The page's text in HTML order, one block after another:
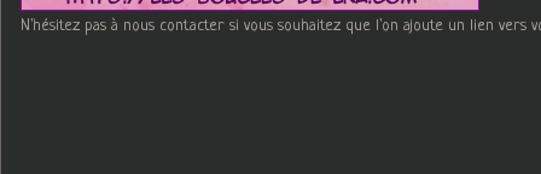
N'hésitez pas à nous contacter si vous souhaitez que l'on ajoute un lien vers